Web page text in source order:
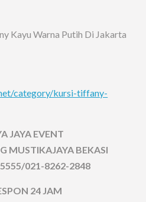
category/kursi-tiffany-
JAYA EVENT
MUSTIKAJAYA BEKASI
021-8262-2848
24 JAM